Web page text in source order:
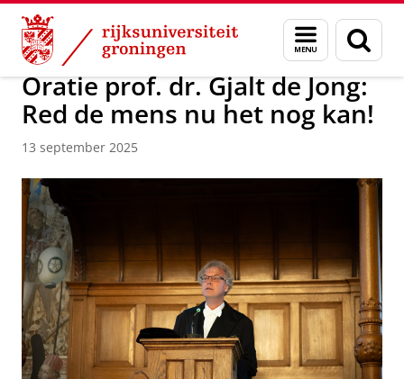
Skip
Content
Skip
Navigation
Menu
en
zoeken
Over ons Campus Fryslân
Oratie prof. dr. Gjalt de Jong:
Red de mens nu het nog kan!
13 september 2025